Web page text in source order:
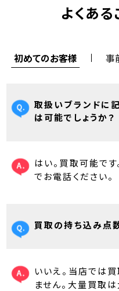
よくあ
初めてのお客様 事
取扱いブランドに
は可能でしょうか？
はい。買取可能で
でお電話ください。
買取の持ち込み点
いいえ。当店では
ません。大量買取は